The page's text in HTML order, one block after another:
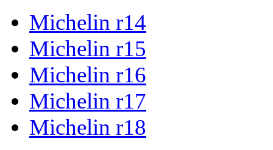
Michelin r14
Michelin r15
Michelin r16
Michelin r17
Michelin r18